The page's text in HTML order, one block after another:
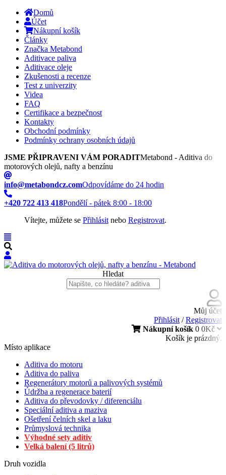
Domů
Účet
Nákupní košík
Články
Značka Metabond
Aditivace paliva
Aditivace oleje
Zkušenosti a recenze
Test z univerzity
Videa
FAQ
Certifikace a bezpečnost
Kontakty
Obchodní podmínky
Podmínky ochrany osobních údajů
JSME PŘIPRAVENI VÁM PORADITMetabond - Aditiva do
motorových olejů, nafty a benzínu
info@metabondcz.comOdpovídáme do 24 hodin
+420 722 413 418Pondělí - pátek 8:00 - 18:00
Vítejte, můžete se Přihlásit nebo Registrovat.
Hledat
Můj účet
Přihlásit /Registrovat
Nákupní košík 0 0Kč
Košík je prázdný.
Místo aplikace
Aditiva do motoru
Aditiva do paliva
Regenerátory motorů a palivových systémů
Údržba a regenerace baterií
Aditiva do převodovky / diferenciálu
Speciální aditiva a maziva
Ošetření čelních skel a laku
Průmyslová technika
Výhodné sety aditiv
Velká balení (5 litrů)
Druh vozidla